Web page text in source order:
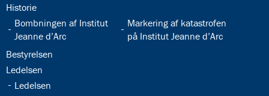
32.15:
Historie
32.16:
Bombningen af Institut
Jeanne d’Arc
32.17:
Markering af katastrofen
på Institut Jeanne d’Arc
32.18:
Bestyrelsen
32.19:
Ledelsen
32.20:
Ledelsen